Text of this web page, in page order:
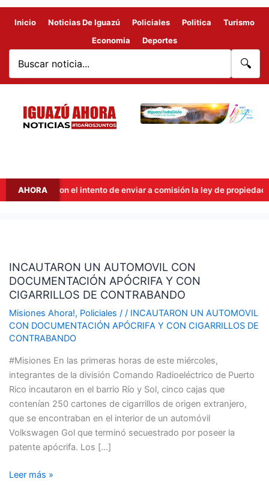
Inicio Noticias De Iguazú Policiales Politica
Turismo
Economia
Deportes
🔍
AHORA
frenaron el intento de enviar a comisión la ley de propiedad
INCAUTARON UN AUTOMOVIL CON
DOCUMENTACIÓN APÓCRIFA Y CON
CIGARRILLOS DE CONTRABANDO
Misiones Ahora!, Policiales / / INCAUTARON UN AUTOMOVIL
CON DOCUMENTACIÓN APÓCRIFA Y CON CIGARRILLOS DE
CONTRABANDO
#Misiones En las primeras horas de este miércoles,
integrantes de la división Comando Radioeléctrico de Puerto
Rico incautaron en el barrio Río y Sol, cinco cajas que
contenían 250 cartones de cigarrillos de origen extranjero,
que se encontraban en el interior de un automóvil
Volkswagen Gol que terminó secuestrado por poseer la
patente apócrifa. Los […]
AUTOMOVIL
CON
DOCUMENTACIÓN
APÓCRIFA
Y
CON
CIGARRILLOS
DE
CONTRABANDO
Leer más »